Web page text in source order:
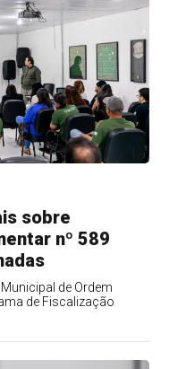
sobre
nº 589
de Ordem
de Fiscalização